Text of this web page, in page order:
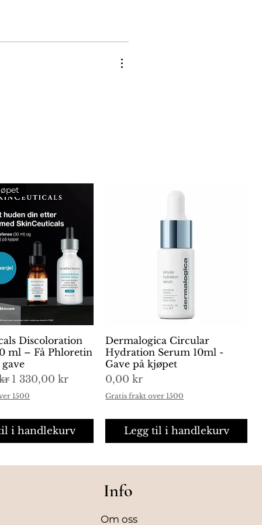
Discoloration
ml – Få Phloretin
Salgspris
1 330,00 kr
1500
i handlekurv
Hurtigvisning
Dermalogica Circular
Hydration Serum 10ml -
Gave på kjøpet
Pris
0,00 kr
Gratis frakt over 1500
Legg til i handlekurv
Info
Om oss